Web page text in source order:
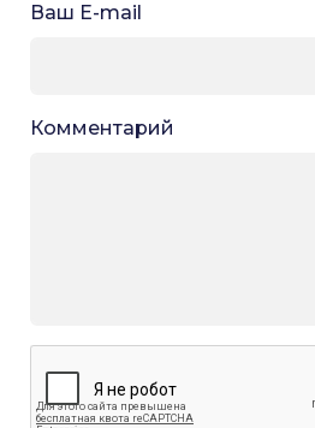
Ваш E-mail
Комментарий